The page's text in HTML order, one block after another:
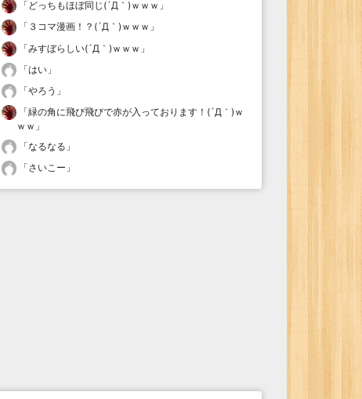
「 どっちもほぼ同じ(´Д｀)ｗｗｗ 」
「 ３コマ漫画！？(´Д｀)ｗｗｗ 」
「みすぼらしい(´Д｀)ｗｗｗ 」
「はい 」
「やろう 」
「緑の角に飛び飛びで赤が入っております！(´Д｀)ｗ
ｗｗ 」
「なるなる 」
「さいこー 」